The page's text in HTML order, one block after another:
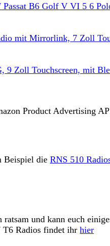
Product Advertising
Beispiel die RNS 510
und kann euch
T6 Radios findet ihr hier